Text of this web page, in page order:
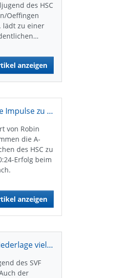
des HSC
Oeffingen
lädt zu einer
anzeigen
Wichtige Impulse zu jeder Zeit
von Robin
die A-
des HSC zu
Erfolg beim
anzeigen
Trotz Niederlage viel Positives
des SVF
der